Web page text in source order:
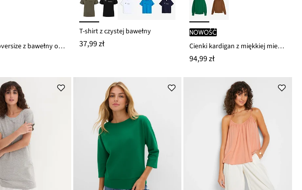
Koszulka oversize z bawełny organicznej
T-shirt z czystej bawełny
37,99 zł
nowość
Cienki kardigan z miękkiej mieszanki wiskozy
94,99 zł